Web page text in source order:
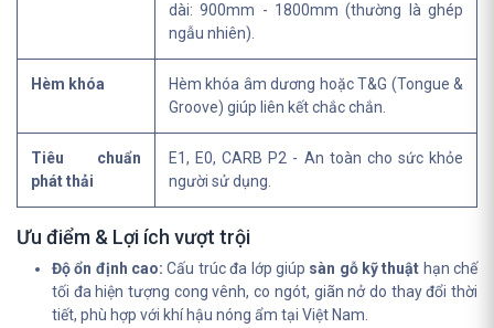
dài: 900mm - 1800mm (thường là ghép
ngẫu nhiên).
Hèm khóa
Hèm khóa âm dương hoặc T&G (Tongue &
Groove) giúp liên kết chắc chắn.
Tiêu chuẩn
phát thải
E1, E0, CARB P2 - An toàn cho sức khỏe
người sử dụng.
Ưu điểm & Lợi ích vượt trội
Độ ổn định cao: Cấu trúc đa lớp giúp sàn gỗ kỹ thuật hạn chế
tối đa hiện tượng cong vênh, co ngót, giãn nở do thay đổi thời
tiết, phù hợp với khí hậu nóng ẩm tại Việt Nam.